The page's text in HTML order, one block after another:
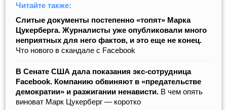
Читайте также:
Слитые документы постепенно «топят» Марка
Цукерберга. Журналисты уже опубликовали много
неприятных для него фактов, и это еще не конец.
Что нового в скандале с Facebook
В Сенате США дала показания экс-сотрудница
Facebook. Компанию обвиняют в «предательстве
демократии» и разжигании ненависти. В чем опять
виноват Марк Цукерберг — коротко